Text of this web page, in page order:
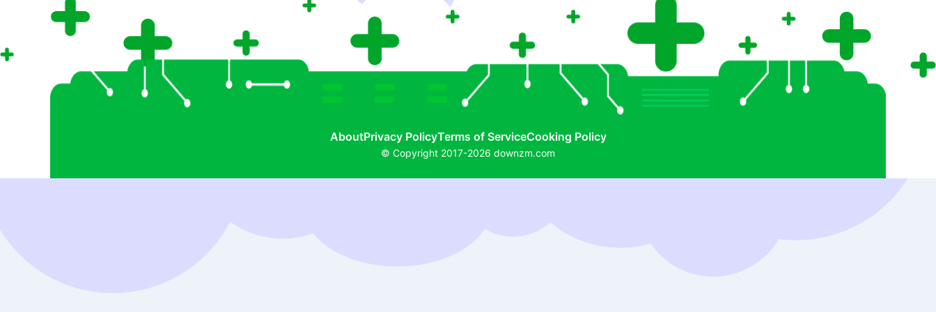
AboutPrivacy PolicyTerms of ServiceCooking Policy
© Copyright 2017-2026 downzm.com